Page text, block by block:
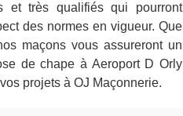
et très qualifiés qui pourront
des normes en vigueur. Que
maçons vous assureront un
de chape à Aeroport D Orly
projets à OJ Maçonnerie.